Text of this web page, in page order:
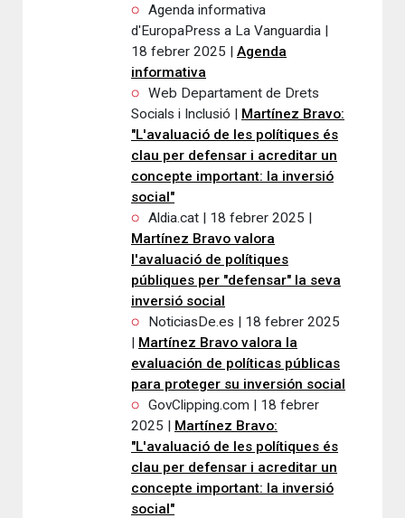
Agenda informativa
d'EuropaPress a La Vanguardia |
18 febrer 2025 | Agenda
informativa
Web Departament de Drets
Socials i Inclusió | Martínez Bravo:
"L'avaluació de les polítiques és
clau per defensar i acreditar un
concepte important: la inversió
social"
Aldia.cat | 18 febrer 2025 |
Martínez Bravo valora
l'avaluació de polítiques
públiques per "defensar" la seva
inversió social
NoticiasDe.es | 18 febrer 2025
| Martínez Bravo valora la
evaluación de políticas públicas
para proteger su inversión social
GovClipping.com | 18 febrer
2025 | Martínez Bravo:
"L'avaluació de les polítiques és
clau per defensar i acreditar un
concepte important: la inversió
social"